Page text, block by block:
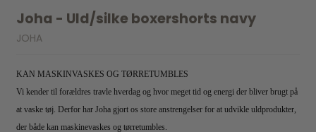
Joha - Uld/silke boxershorts navy
JOHA
KAN MASKINVASKES OG TØRRETUMBLES
Vi kender til forældres travle hverdag og hvor meget tid og energi der bliver brugt på
at vaske tøj. Derfor har Joha gjort os store anstrengelser for at udvikle uldprodukter,
der både kan maskinevaskes og tørretumbles.